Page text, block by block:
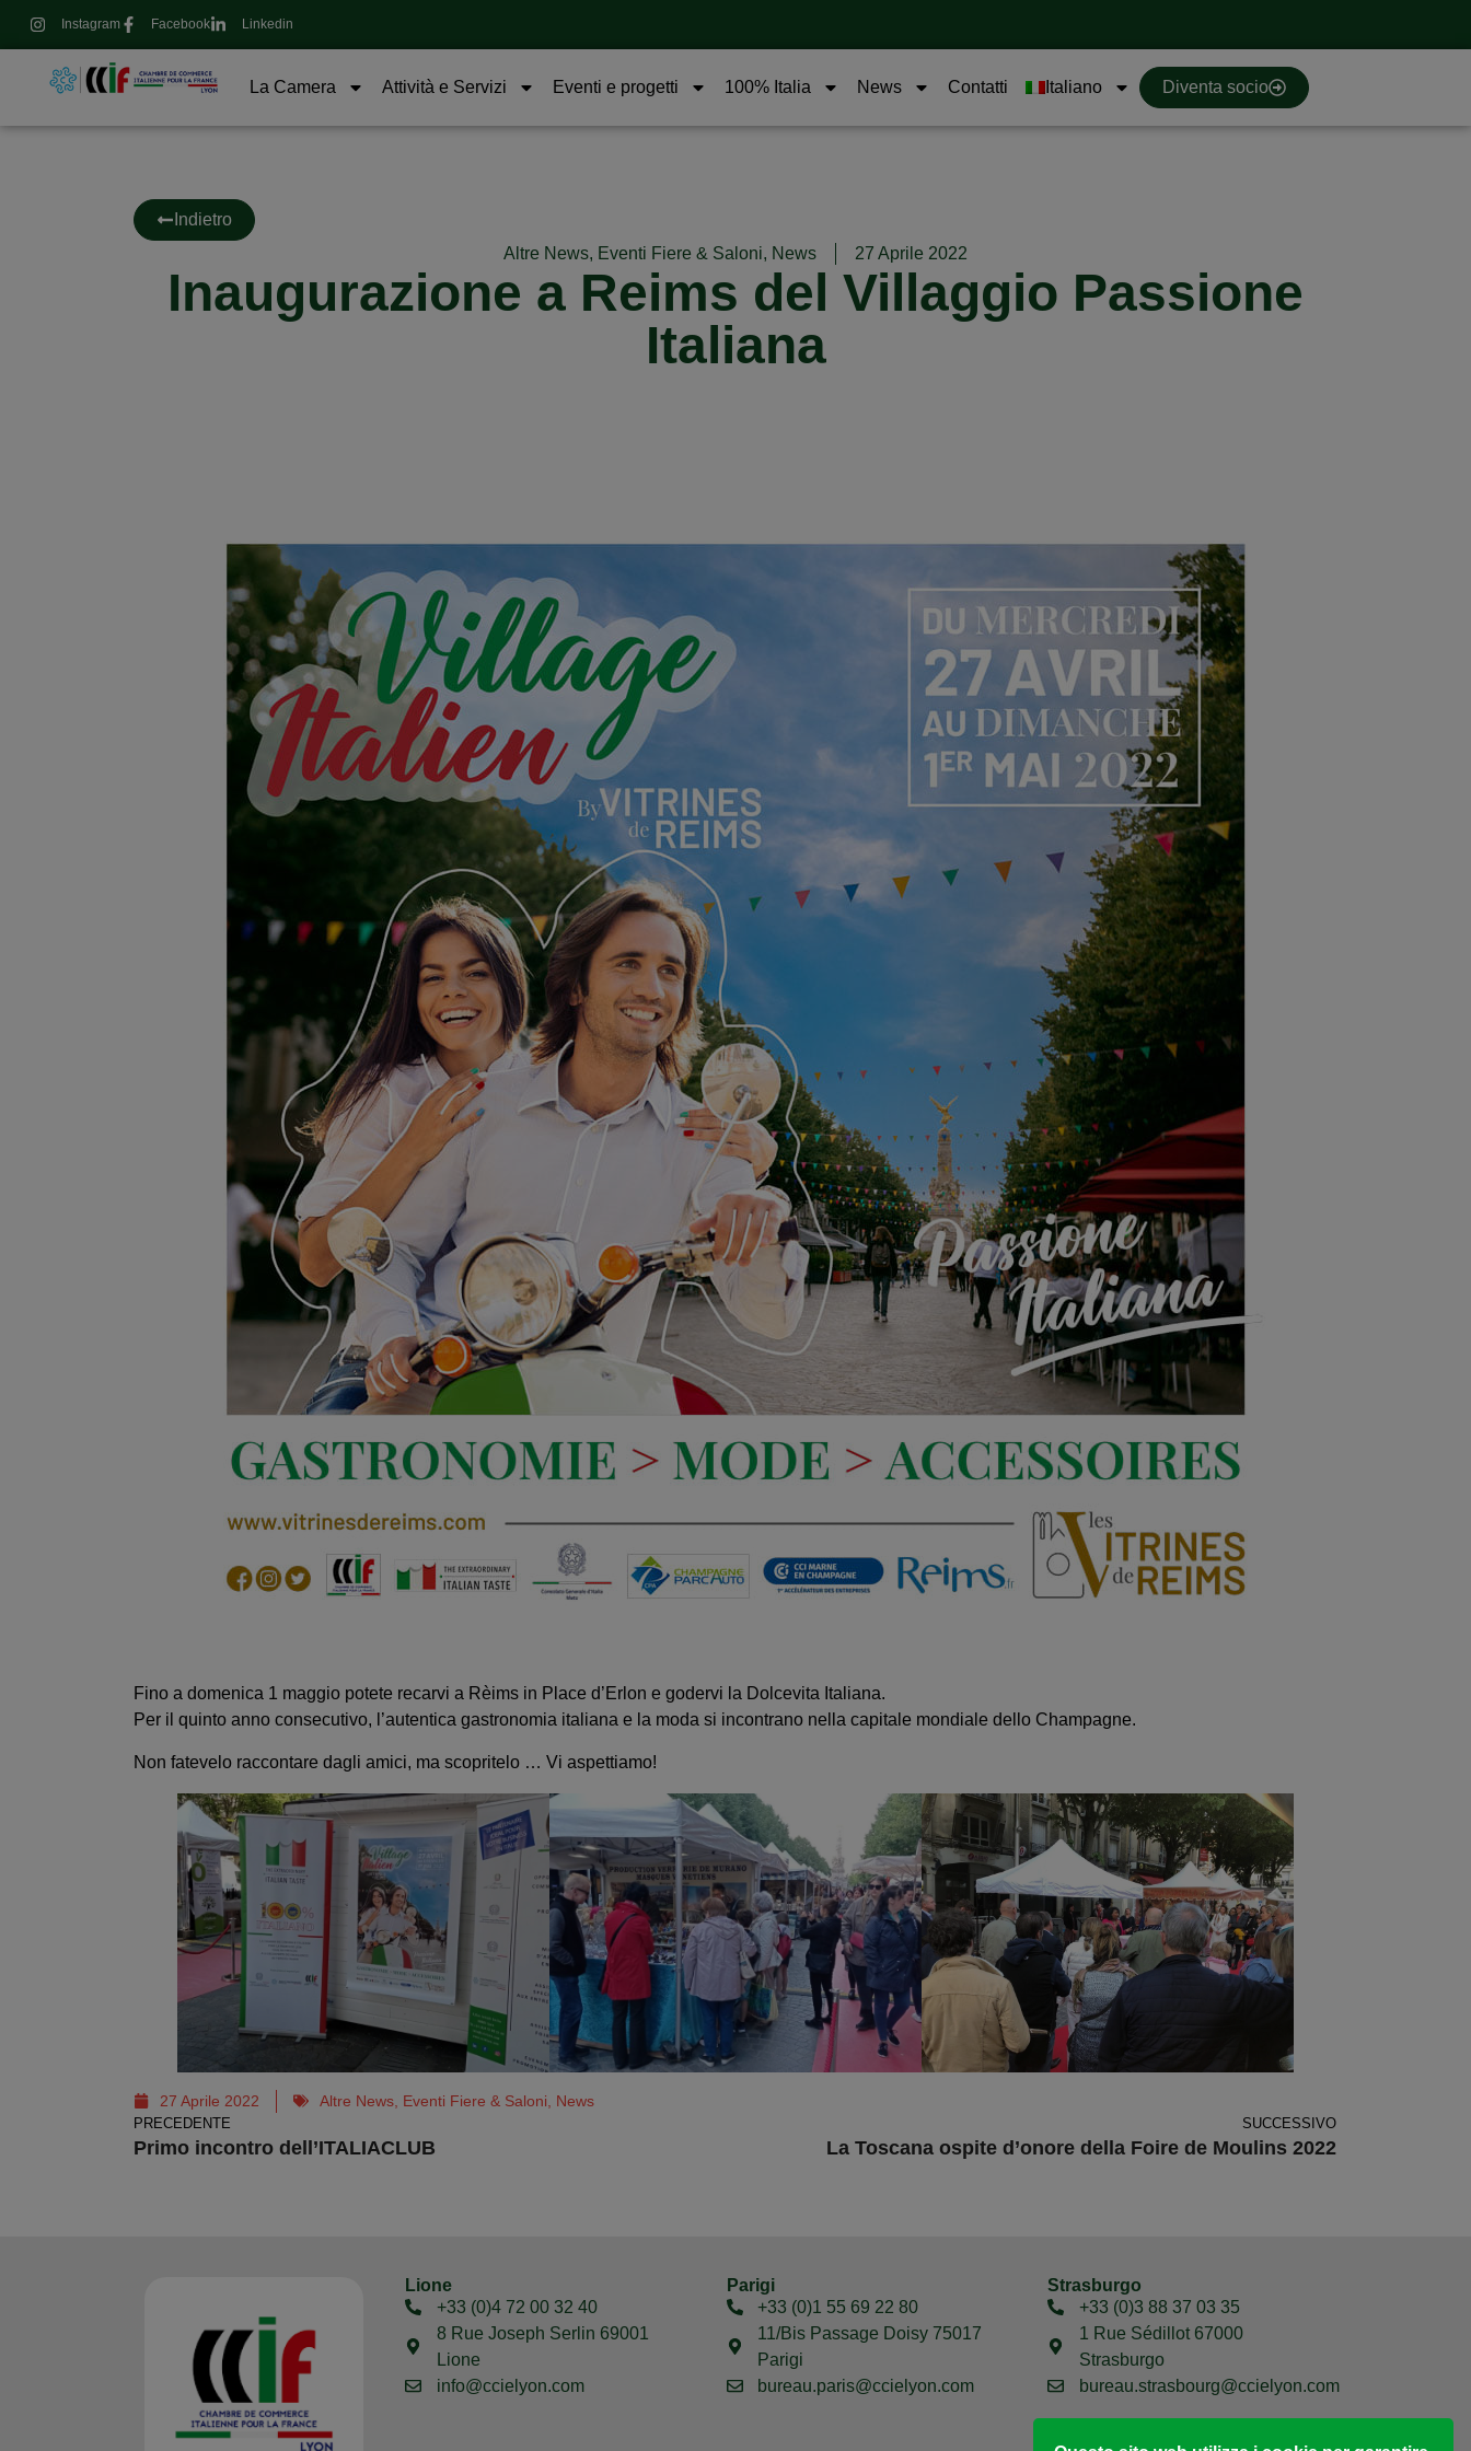
Instagram Facebook Linkedin
La Camera Attività e Servizi Eventi e progetti 100% Italia News Contatti Italiano Diventa socio
Indietro
Altre News, Eventi Fiere & Saloni, News 27 Aprile 2022
Inaugurazione a Reims del Villaggio Passione
Italiana
Fino a domenica 1 maggio potete recarvi a Rèims in Place d’Erlon e godervi la Dolcevita Italiana.
Per il quinto anno consecutivo, l’autentica gastronomia italiana e la moda si incontrano nella capitale mondiale dello Champagne.
Non fatevelo raccontare dagli amici, ma scopritelo … Vi aspettiamo!
27 Aprile 2022 Altre News Eventi Fiere & Saloni News
PRECEDENTE
Primo incontro dell’ITALIACLUB
SUCCESSIVO
La Toscana ospite d’onore della Foire de Moulins 2022
Lione
+33 (0)4 72 00 32 40
8 Rue Joseph Serlin 69001
Lione
info@ccielyon.com
Parigi
+33 (0)1 55 69 22 80
11/Bis Passage Doisy 75017
Parigi
bureau.paris@ccielyon.com
Strasburgo
+33 (0)3 88 37 03 35
1 Rue Sédillot 67000
Strasburgo
bureau.strasbourg@ccielyon.com